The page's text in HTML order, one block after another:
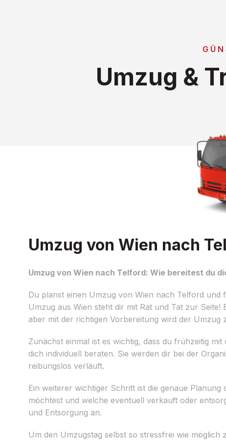
Umzug &
Umzug von Wien nach
Umzug von Wien nach Telford: Wie bereitest du
Du planst einen Umzug von Wien nach Telford und
Umzug aus Wien steht dir mit Rat und Tat zur
aber mit der richtigen Vorbereitung wird der Umzug
Zunächst einmal ist es wichtig, dass du frühzeitig
dich individuell beraten. Sie werden dir bei der
reibungslos verläuft.
Ein weiterer wichtiger Schritt ist die genaue
möchtest und welche eventuell verkauft oder
und Entsorgung an.
Um den Umzugstag selbst so stressfrei wie